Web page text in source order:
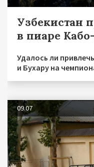
Узбекистан
в пиаре
Удалось ли
и Бухару на
09.07